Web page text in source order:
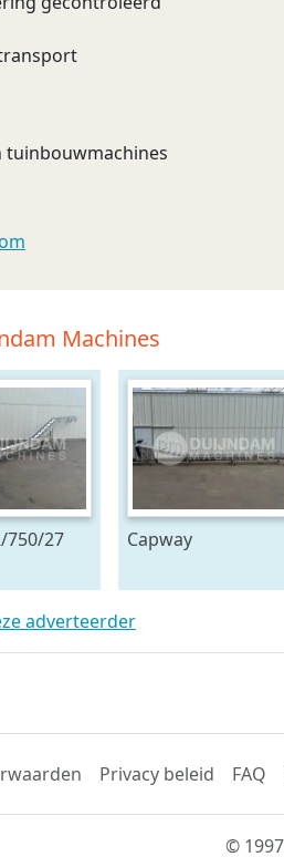
tuinbouwmachines
Machines
750/27
Capway
880 cm x 65 cm
adverteerder
Privacy beleid FAQ
©